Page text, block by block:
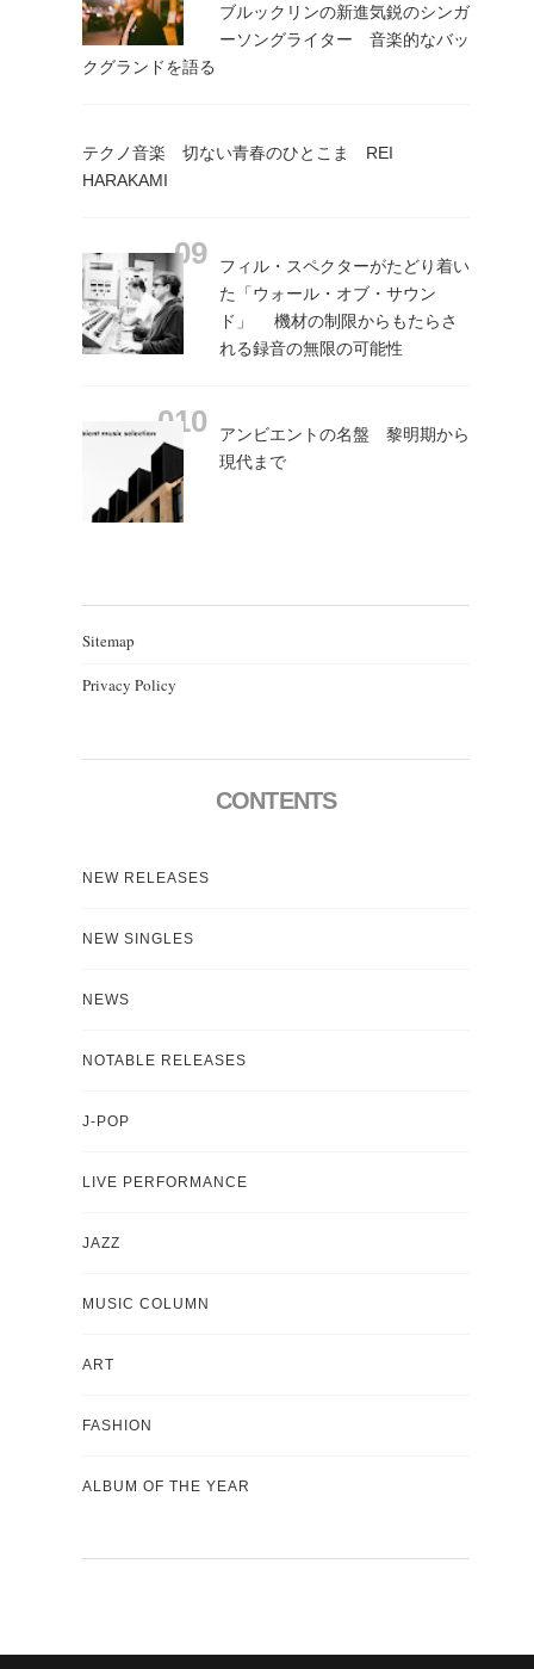
ブルックリンの新進気鋭のシンガ
ーソングライター 音楽的なバッ
クグランドを語る
テクノ音楽 切ない青春のひとこま REI
HARAKAMI
フィル・スペクターがたどり着い
た「ウォール・オブ・サウン
ド」 機材の制限からもたらさ
れる録音の無限の可能性
アンビエントの名盤 黎明期から
現代まで
Sitemap
Privacy Policy
CONTENTS
NEW RELEASES
NEW SINGLES
NEWS
NOTABLE RELEASES
J-POP
LIVE PERFORMANCE
JAZZ
MUSIC COLUMN
ART
FASHION
ALBUM OF THE YEAR